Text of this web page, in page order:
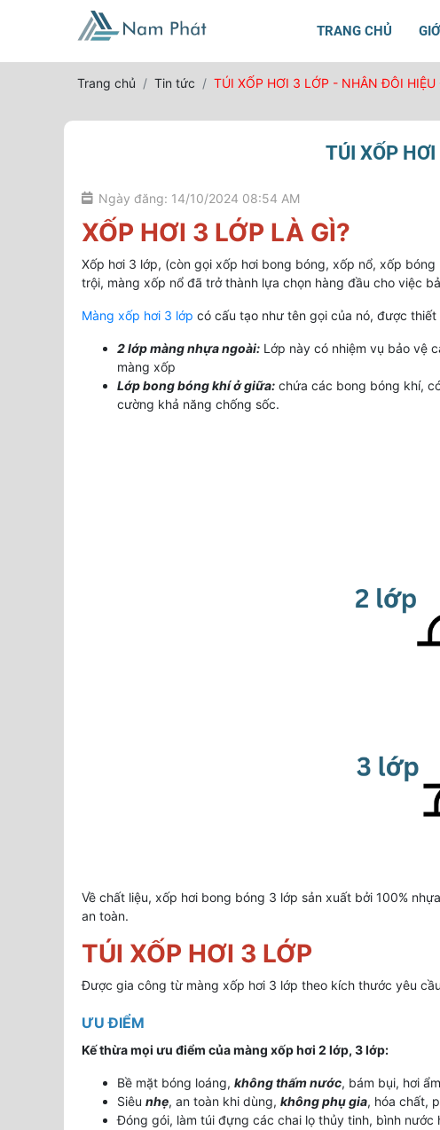
TRANG CHỦ
Trang chủ Tin tức TÚI XỐP HƠI 3 LỚP - NHÂN ĐÔI HIỆU
TÚI XỐP
Ngày đăng: 14/10/2024 08:54 AM
XỐP HƠI 3 LỚP LÀ GÌ?
Xốp hơi 3 lớp, (còn gọi xốp hơi bong bóng, xốp nổ, xốp
trội, màng xốp nổ đã trở thành lựa chọn hàng đầu cho việc
Màng xốp hơi 3 lớp có cấu tạo như tên gọi của nó, được
2 lớp màng nhựa ngoài: Lớp này có nhiệm vụ bảo vệ
màng xốp
Lớp bong bóng khí ở giữa: chứa các bong bóng khí,
cường khả năng chống sốc.
Về chất liệu, xốp hơi bong bóng 3 lớp sản xuất bởi 100%
an toàn.
TÚI XỐP HƠI 3 LỚP
Được gia công từ màng xốp hơi 3 lớp theo kích thước yêu
ƯU ĐIỂM
Kế thừa mọi ưu điểm của màng xốp hơi 2 lớp, 3 lớp:
Bề mặt bóng loáng, không thấm nước, bám bụi, hơi
Siêu nhẹ, an toàn khi dùng, không phụ gia, hóa chất,
Đóng gói, làm túi đựng các chai lọ thủy tinh, bình